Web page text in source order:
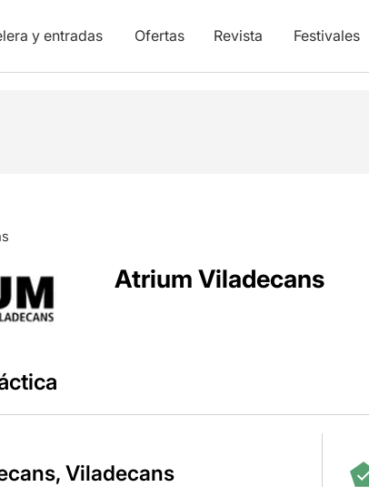
y entradas Ofertas Revista Festivales
Atrium Viladecans
Viladecans